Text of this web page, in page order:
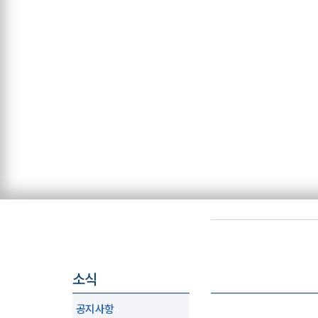
소식
공지사항